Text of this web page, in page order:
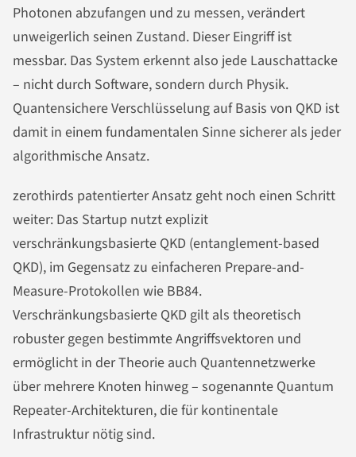
Photonen abzufangen und zu messen, verändert
unweigerlich seinen Zustand. Dieser Eingriff ist
messbar. Das System erkennt also jede Lauschattacke
– nicht durch Software, sondern durch Physik.
Quantensichere Verschlüsselung auf Basis von QKD ist
damit in einem fundamentalen Sinne sicherer als jeder
algorithmische Ansatz.
zerothirds patentierter Ansatz geht noch einen Schritt
weiter: Das Startup nutzt explizit
verschränkungsbasierte QKD (entanglement-based
QKD), im Gegensatz zu einfacheren Prepare-and-
Measure-Protokollen wie BB84.
Verschränkungsbasierte QKD gilt als theoretisch
robuster gegen bestimmte Angriffsvektoren und
ermöglicht in der Theorie auch Quantennetzwerke
über mehrere Knoten hinweg – sogenannte Quantum
Repeater-Architekturen, die für kontinentale
Infrastruktur nötig sind.